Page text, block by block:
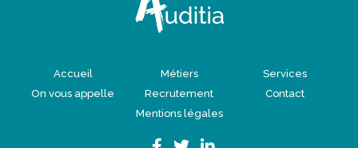
Accueil Métiers
Services
On vous appelle
Recrutement
Contact
Mentions légales